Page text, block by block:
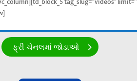
ફ્રી ચેનલમાં જોડાઓ